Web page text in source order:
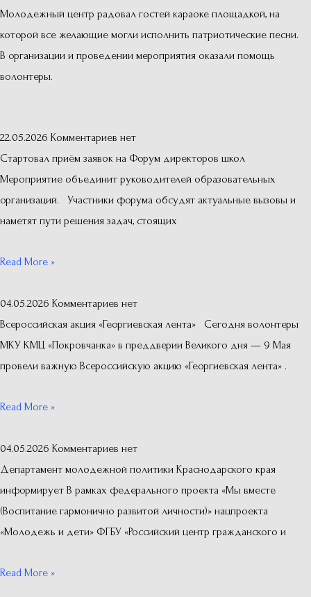
Молодежный центр радовал гостей караоке площадкой, на
которой все желающие могли исполнить патриотические песни.
В организации и проведении мероприятия оказали помощь
волонтеры.
22.05.2026 Комментариев нет
Стартовал приём заявок на Форум директоров школ
Мероприятие объединит руководителей образовательных
организаций. Участники форума обсудят актуальные вызовы и
наметят пути решения задач, стоящих
Read More »
04.05.2026 Комментариев нет
Всероссийская акция «Георгиевская лента» Сегодня волонтеры
МКУ КМЦ «Покровчанка» в преддверии Великого дня — 9 Мая
провели важную Всероссийскую акцию «Георгиевская лента» .
Read More »
04.05.2026 Комментариев нет
Департамент молодежной политики Краснодарского края
информирует В рамках федерального проекта «Мы вместе
(Воспитание гармонично развитой личности)» нацпроекта
«Молодежь и дети» ФГБУ «Российский центр гражданского и
Read More »